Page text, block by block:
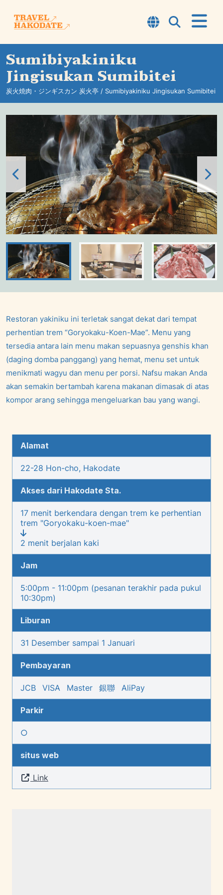
Tentang Hakodate
TOP7
Petualangan
Lokasi Jalan-jalan
Informasi
Tips Perjalanan
Sumibiyakiniku
Jingisukan Sumibitei
炭火焼肉・ジンギスカン 炭火亭 / Sumibiyakiniku Jingisukan Sumibitei
Restoran yakiniku ini terletak sangat dekat dari tempat
perhentian trem “Goryokaku-Koen-Mae”. Menu yang
tersedia antara lain menu makan sepuasnya genshis khan
(daging domba panggang) yang hemat, menu set untuk
menikmati wagyu dan menu per porsi. Nafsu makan Anda
akan semakin bertambah karena makanan dimasak di atas
kompor arang sehingga mengeluarkan bau yang wangi.
Alamat
22-28 Hon-cho, Hakodate
Akses dari Hakodate Sta.
17 menit berkendara dengan trem ke perhentian
trem "Goryokaku-koen-mae"
2 menit berjalan kaki
Jam
5:00pm - 11:00pm (pesanan terakhir pada pukul
10:30pm)
Liburan
31 Desember sampai 1 Januari
Pembayaran
JCB VISA Master 銀聯 AliPay
Parkir
○
situs web
Link